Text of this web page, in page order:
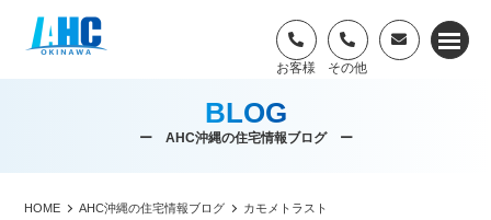
BLOG
ー AHC沖縄の住宅情報ブログ ー
HOME AHC沖縄の住宅情報ブログ カモメトラスト